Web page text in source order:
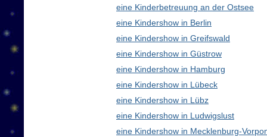
eine Kinderbetreuung an der Ostsee
eine Kindershow in Berlin
eine Kindershow in Greifswald
eine Kindershow in Güstrow
eine Kindershow in Hamburg
eine Kindershow in Lübeck
eine Kindershow in Lübz
eine Kindershow in Ludwigslust
eine Kindershow in Mecklenburg-